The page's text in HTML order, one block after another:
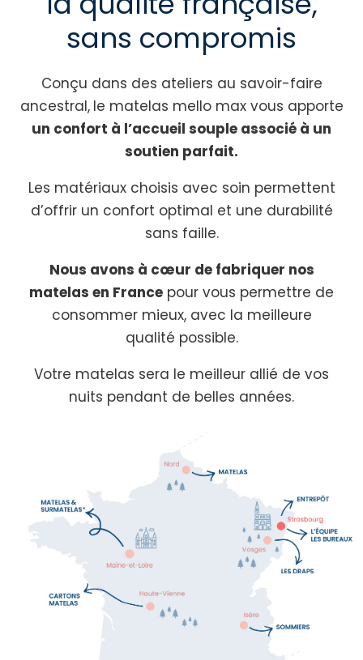
sans compromis
Conçu dans des ateliers au savoir-faire
ancestral, le matelas mello max vous apporte
un confort à l’accueil souple associé à un
soutien parfait.
Les matériaux choisis avec soin permettent
d’offrir un confort optimal et une durabilité
sans faille.
Nous avons à cœur de fabriquer nos
matelas en France pour vous permettre de
consommer mieux, avec la meilleure
qualité possible.
Votre matelas sera le meilleur allié de vos
nuits pendant de belles années.